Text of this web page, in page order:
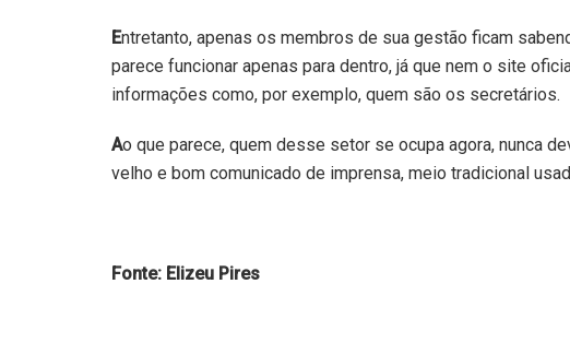
Entretanto, apenas os membros de sua gestão ficam
parece funcionar apenas para dentro, já que nem o site
informações como, por exemplo, quem são os secretários.
Ao que parece, quem desse setor se ocupa agora, nunca
velho e bom comunicado de imprensa, meio tradicional
Fonte: Elizeu Pires